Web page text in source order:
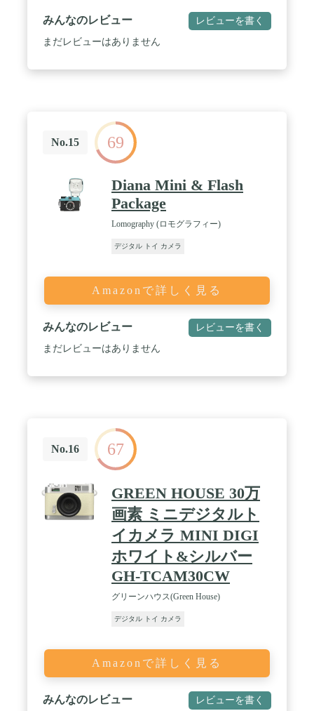
搭載。 / ✅セルフィーモード搭載/レンズリングを2
度回すだけのカンタン操作で、セルフィーモードに
切替可能。セルフショットミラー付で写る範囲も確
みんなのレビュー レビューを書く
まだレビューはありません
No.15 69
Diana Mini & Flash
Package
Lomography (ロモグラフィー)
デジタル トイ カメラ
Amazonで詳しく見る
みんなのレビュー レビューを書く
まだレビューはありません
No.16 67
GREEN HOUSE 30万
画素 ミニデジタルト
イカメラ MINI DIGI
ホワイト&シルバー
GH-TCAM30CW
グリーンハウス(Green House)
デジタル トイ カメラ
Amazonで詳しく見る
みんなのレビュー レビューを書く